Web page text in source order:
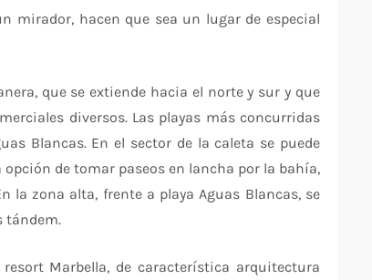
mirador, hacen que sea un lugar de especial
que se extiende hacia el norte y sur y que
diversos. Las playas más concurridas
Blancas. En el sector de la caleta se puede
de tomar paseos en lancha por la bahía,
la zona alta, frente a playa Aguas Blancas, se
tándem.
Marbella, de característica arquitectura